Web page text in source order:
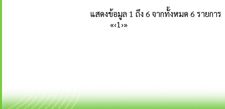
แสดงข้อมูล 1 ถึง 6 จากทั้งหมด 6 รายการ
«‹1›»